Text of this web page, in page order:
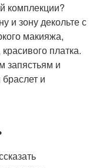
комплекции?
и зону декольте с
макияжа,
платка.
запястьям и
и